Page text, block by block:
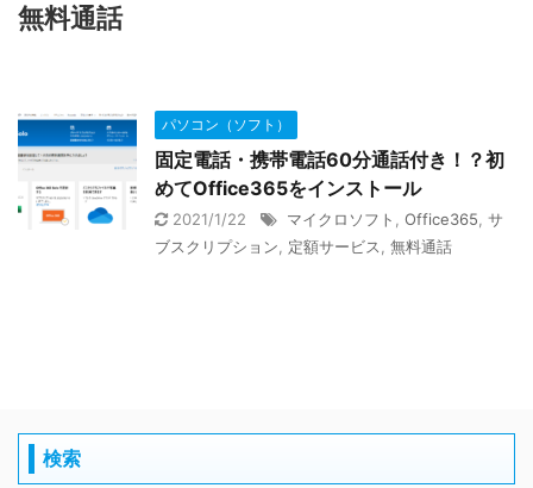
無料通話
パソコン（ソフト）
固定電話・携帯電話60分通話付き！？初
めてOffice365をインストール
2021/1/22 マイクロソフト Office365 サ
ブスクリプション
定額サービス 無料通話
検索